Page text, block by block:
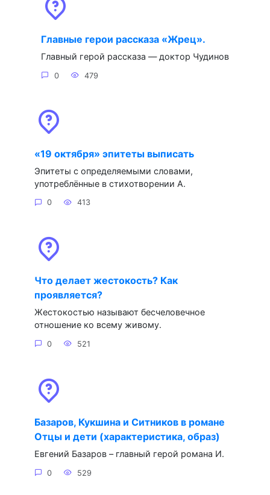
Главные герои рассказа «Жрец».
Главный герой рассказа — доктор Чудинов
0 479
«19 октября» эпитеты выписать
Эпитеты с определяемыми словами,
употреблённые в стихотворении А.
0 413
Что делает жестокость? Как
проявляется?
Жестокостью называют бесчеловечное
отношение ко всему живому.
0 521
Базаров, Кукшина и Ситников в романе
Отцы и дети (характеристика, образ)
Евгений Базаров – главный герой романа И.
0 529